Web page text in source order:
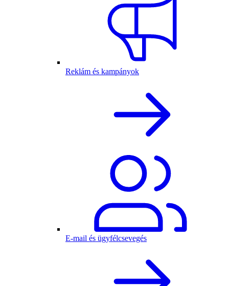
Reklám és kampányok
E-mail és ügyfélcsevegés